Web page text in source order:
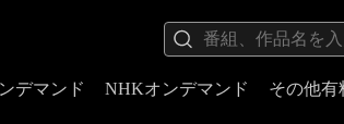
デマンド NHKオンデマンド その他有